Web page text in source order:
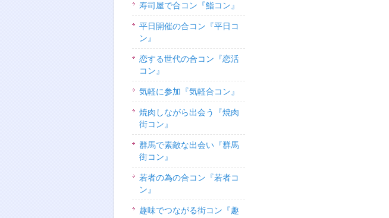
寿司屋で合コン『鮨コン』
平日開催の合コン『平日コ
ン』
恋する世代の合コン『恋活
コン』
気軽に参加『気軽合コン』
焼肉しながら出会う『焼肉
街コン』
群馬で素敵な出会い『群馬
街コン』
若者の為の合コン『若者コ
ン』
趣味でつながる街コン『趣